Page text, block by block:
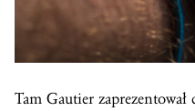
Tam Gautier